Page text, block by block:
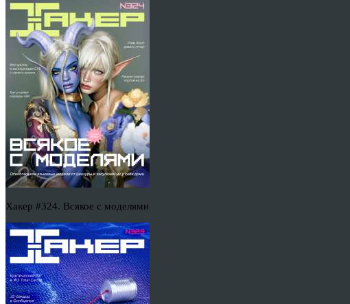
Хакер #324. Всякое с моделями